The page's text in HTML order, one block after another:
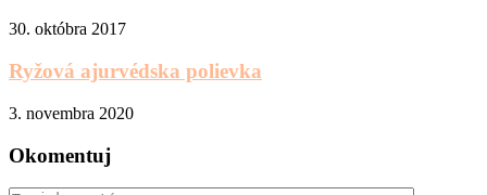
30. októbra 2017
Ryžová ajurvédska polievka
3. novembra 2020
Okomentuj